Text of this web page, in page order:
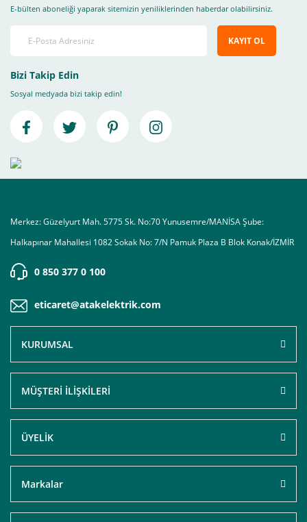
E-bülten aboneliği yaparak sitemizin yeniliklerinden haberdar olabilirsiniz.
KAYIT OL
Bizi Takip Edin
Sosyal medyada bizi takip edin!
Merkez: Güzelyurt Mah. 5775 Sk. No:70 Yunusemre/MANİSA Şube:
Halkapınar Mahallesi 1082 Sokak No: 7/N Pamuk Plaza B Blok Konak/İZMİR
0 850 377 0 100
eticaret@atakelektrik.com
KURUMSAL
MÜŞTERİ İLİŞKİLERİ
ÜYELİK
Markalar